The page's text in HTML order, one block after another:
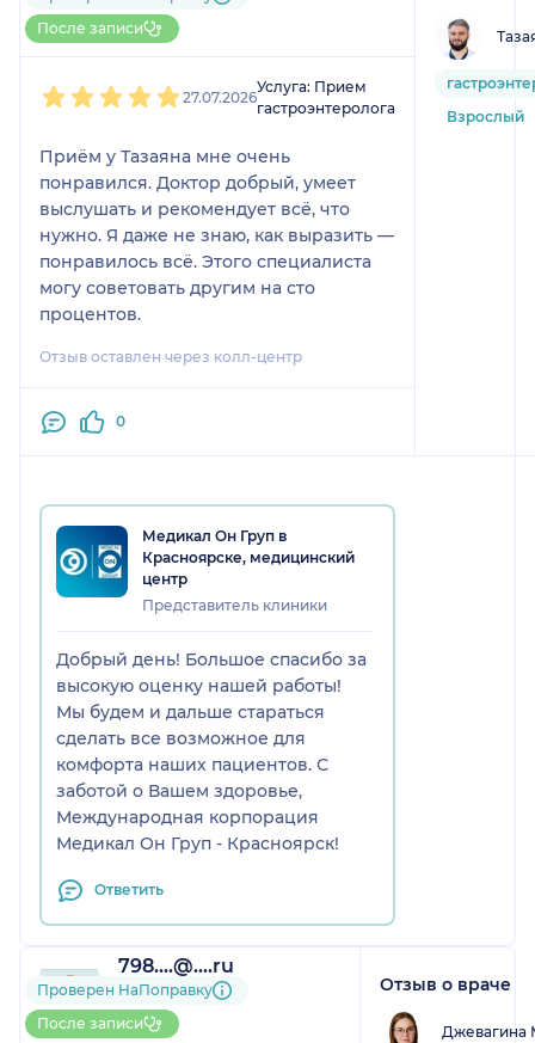
1 отзыв
До 5 записей через НаПоправку
После записи
27.07.2026
Услуга: Прием
гастроэнтеролога
Приём у Тазаяна мне очень
понравился. Доктор добрый, умеет
выслушать и рекомендует всё, что
нужно. Я даже не знаю, как выразить —
понравилось всё. Этого специалиста
могу советовать другим на сто
процентов.
Отзыв оставлен через колл-центр
0
Взрослый
Медикал Он Груп в
Красноярске, медицинский
центр
Представитель клиники
Добрый день! Большое спасибо за
высокую оценку нашей работы!
Мы будем и дальше стараться
сделать все возможное для
комфорта наших пациентов. С
заботой о Вашем здоровье,
Международная корпорация
Медикал Он Груп - Красноярск!
Ответить
798....@....ru
1 отзыв
До 5 записей через
НаПоправку
Проверен НаПоправку
После записи
Отзыв о враче
Джевагина